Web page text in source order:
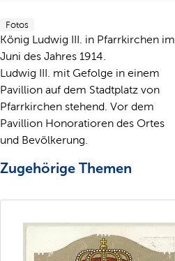
Fotos
König Ludwig III. in Pfarrkirchen im
Juni des Jahres 1914.
Ludwig III. mit Gefolge in einem
Pavillion auf dem Stadtplatz von
Pfarrkirchen stehend. Vor dem
Pavillion Honoratioren des Ortes
und Bevölkerung.
Zugehörige Themen